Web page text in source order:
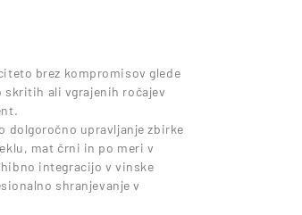
brez kompromisov glede
skritih ali vgrajenih ročajev
dolgoročno upravljanje zbirke
mat črni in po meri v
integracijo v vinske
shranjevanje v